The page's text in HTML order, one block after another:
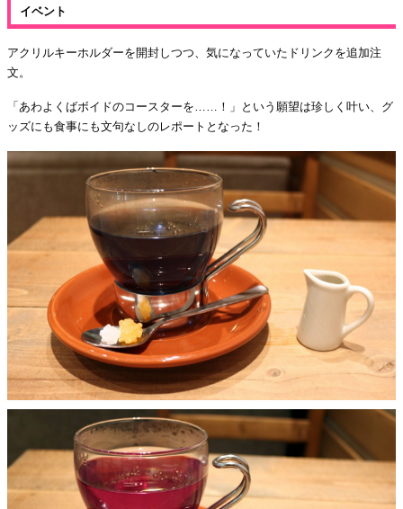
イベント
アクリルキーホルダーを開封しつつ、気になっていたドリンクを追加注
文。
「あわよくばボイドのコースターを……！」という願望は珍しく叶い、グ
ッズにも食事にも文句なしのレポートとなった！